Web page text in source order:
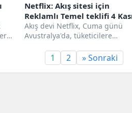
Netflix: Akış sitesi için
Reklamlı Temel teklifi 4
Cuma günü başlıyor
Akış devi Netflix, Cuma günü
Avustralya'da, tüketicilere
oynatılan reklamlar karşılığında
daha...
1 2 » Sonraki